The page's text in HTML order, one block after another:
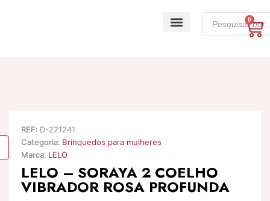
search
0
REF: D-221241
Categoria: Brinquedos para mulheres
Marca: LELO
LELO – SORAYA 2 COELHO
VIBRADOR ROSA PROFUNDA